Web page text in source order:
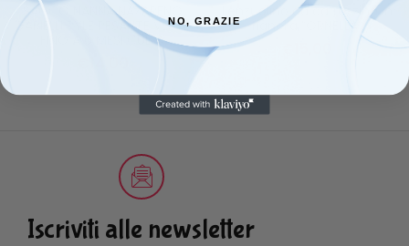
SACCO NANNA NAZARENO
GARIELLI PYLE PESANTE VESTE
FINO A 6 MESI CULLA
Lenzuolino da carrozzina in
flanella ”ORNELLA”
Iscriviti alle newsletter
NO, GRAZIE